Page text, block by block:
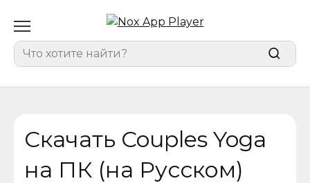
содержанию
for:
Скачать Couples Yoga
на ПК (на Русском)